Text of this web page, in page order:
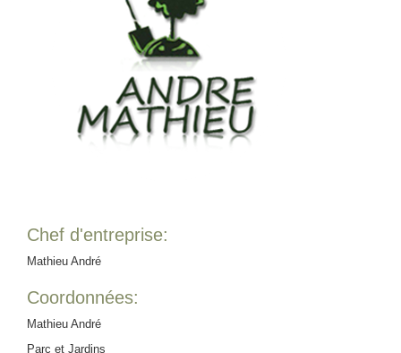
Chef d'entreprise:
Mathieu André
Coordonnées:
Mathieu André
Parc et Jardins